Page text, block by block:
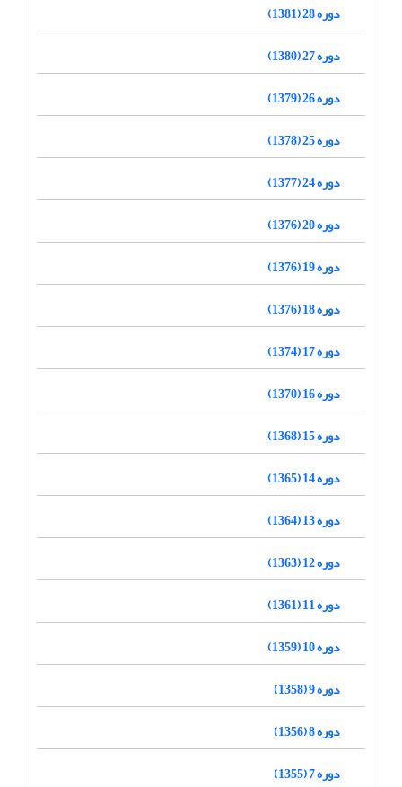
دوره 28 (1381)
دوره 27 (1380)
دوره 26 (1379)
دوره 25 (1378)
دوره 24 (1377)
دوره 20 (1376)
دوره 19 (1376)
دوره 18 (1376)
دوره 17 (1374)
دوره 16 (1370)
دوره 15 (1368)
دوره 14 (1365)
دوره 13 (1364)
دوره 12 (1363)
دوره 11 (1361)
دوره 10 (1359)
دوره 9 (1358)
دوره 8 (1356)
دوره 7 (1355)